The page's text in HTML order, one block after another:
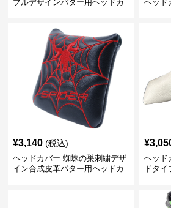
プルデザインパター用ヘッドカ
ヘッド
¥3,140 (税込)
ヘッドカバー 蜘蛛の巣刺繍デザ
イン合成皮革パター用ヘッドカ
¥
ヘッド
ドタ